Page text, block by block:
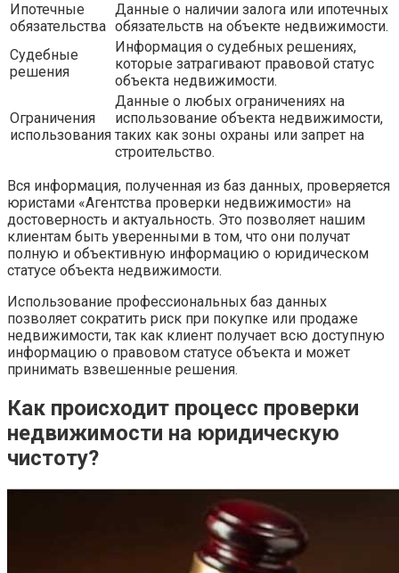
Ипотечные
обязательства
Данные о наличии залога или ипотечных
обязательств на объекте недвижимости.
Судебные
решения
Информация о судебных решениях,
которые затрагивают правовой статус
объекта недвижимости.
Ограничения
использования
Данные о любых ограничениях на
использование объекта недвижимости,
таких как зоны охраны или запрет на
строительство.
Вся информация, полученная из баз данных, проверяется
юристами «Агентства проверки недвижимости» на
достоверность и актуальность. Это позволяет нашим
клиентам быть уверенными в том, что они получат
полную и объективную информацию о юридическом
статусе объекта недвижимости.
Использование профессиональных баз данных
позволяет сократить риск при покупке или продаже
недвижимости, так как клиент получает всю доступную
информацию о правовом статусе объекта и может
принимать взвешенные решения.
Как происходит процесс проверки
недвижимости на юридическую
чистоту?